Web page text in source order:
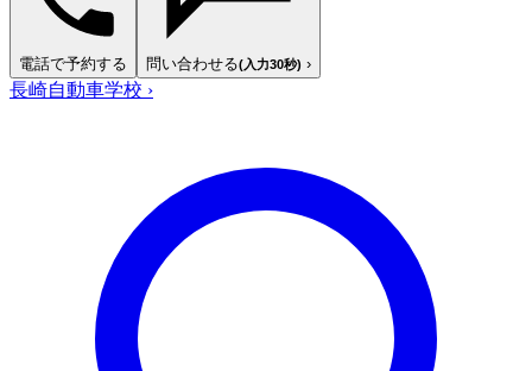
電話で予約する 問い合わせる(入力30秒) ›
長崎自動車学校 ›